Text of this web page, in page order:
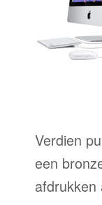
Verdien
een
afdrukken